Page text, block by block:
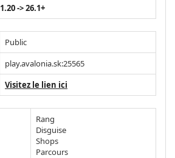
1.20 -> 26.1+
Public
play.avalonia.sk:25565
Visitez le lien ici
Rang
Disguise
Shops
Parcours